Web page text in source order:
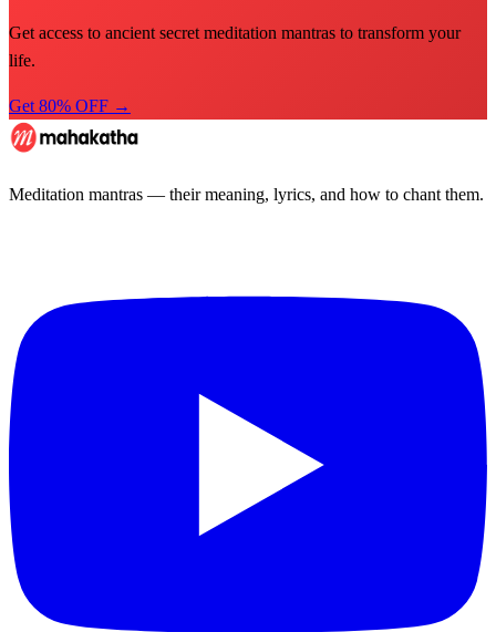
Get access to ancient secret meditation mantras to transform your
life.
Get 80% OFF →
Meditation mantras — their meaning, lyrics, and how to chant them.